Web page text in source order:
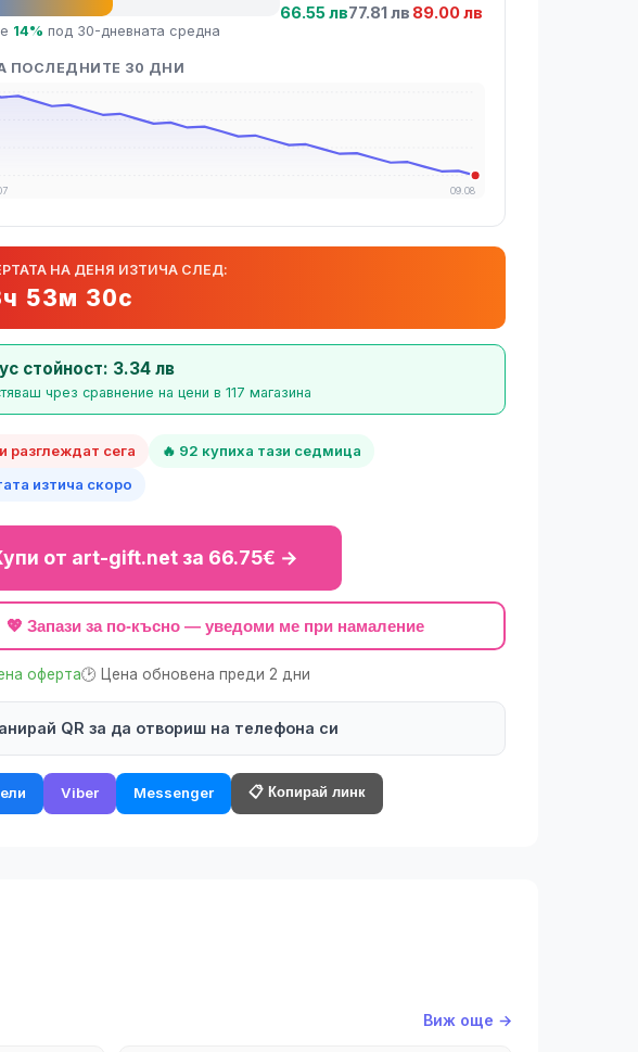
оферта
14% под 30-дневната средна
66.55 лв77.81 лв 89.00 лв
ПОСЛЕДНИТЕ 30 ДНИ
09.08
НА ДЕНЯ ИЗТИЧА СЛЕД:
53м 29с
стойност: 3.34 лв
чрез сравнение на цени в 117 магазина
разглеждат сега
🔥 92 купиха тази седмица
изтича скоро
от art-gift.net за 66.75€ →
💖 Запази за по-късно — уведоми ме при намаление
оферта🕑 Цена обновена преди 2 дни
QR за да отвориш на телефона си
Viber Messenger 📋 Копирай линк
Виж още →